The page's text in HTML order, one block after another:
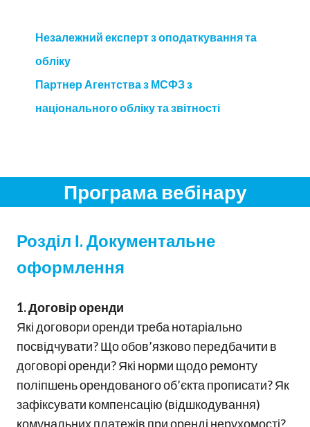
Незалежний експерт з оподаткування та
обліку
Партнер Агентства з МСФЗ з
національного обліку та звітності
Програма вебінару
Розділ І. Документальне
оформлення
1. Договір оренди
Які договори оренди треба нотаріально
посвідчувати? Що обов’язково передбачити в
договорі оренди? Які норми щодо ремонту
поліпшень орендованого об’єкта прописати? Як
зафіксувати компенсацію (відшкодування)
комунальних платежів при оренді нерухомості?